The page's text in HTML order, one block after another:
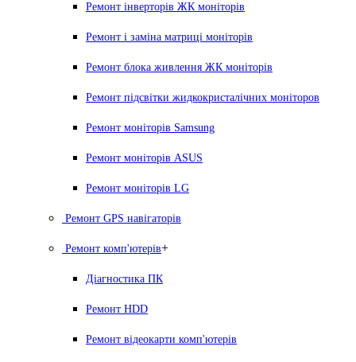
Ремонт інверторів ЖК моніторів
Ремонт і заміна матриці моніторів
Ремонт блока живлення ЖК моніторів
Ремонт підсвітки жидкокристалічних моніторов
Ремонт моніторів Samsung
Ремонт моніторів ASUS
Ремонт моніторів LG
Ремонт GPS навігаторів
Ремонт комп'ютерів+
Діагностика ПК
Ремонт HDD
Ремонт відеокарти комп'ютерів